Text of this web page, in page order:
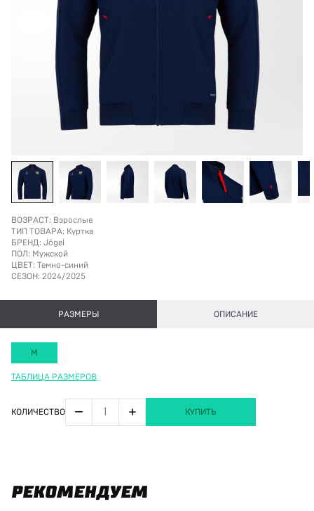
ВОЗРАСТ: Взрослые
ТИП ТОВАРА: Куртка
БРЕНД: Jögel
ПОЛ: Мужской
ЦВЕТ: Темно-синий
СЕЗОН: 2024/2025
РАЗМЕРЫ ОПИСАНИЕ
M
ТАБЛИЦА РАЗМЕРОВ
КОЛИЧЕСТВО − + КУПИТЬ
РЕКОМЕНДУЕМ